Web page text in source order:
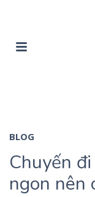
BLOG
Chuyến
ngon nên